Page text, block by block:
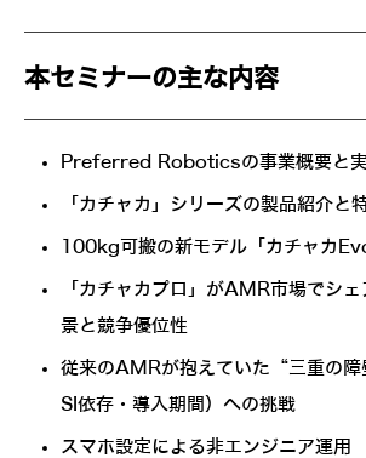
本セミナーの主な内容
Preferred Roboticsの事業概要と実
「カチャカ」シリーズの製品紹介と
100kg可搬の新モデル「カチャカ
「カチャカプロ」がAMR市場でシ
景と競争優位性
従来のAMRが抱えていた“三重の障
SI依存・導入期間）への挑戦
スマホ設定による非エンジニア運用